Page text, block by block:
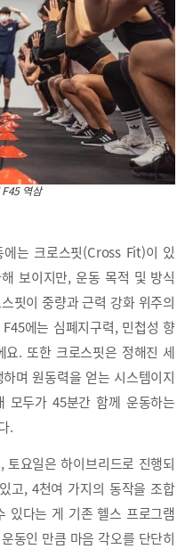
역삼
는 크로스핏(Cross Fit)이 있
보이지만, 운동 목적 및 방식
핏이 중량과 근력 강화 위주의
에는 심폐지구력, 민첩성 향
. 또한 크로스핏은 정해진 세
며 원동력을 얻는 시스템이지
모두가 45분간 함께 운동하는
.
토요일은 하이브리드로 진행되
고, 4천여 가지의 동작을 조합
있다는 게 기존 헬스 프로그램
동인 만큼 마음 각오를 단단히